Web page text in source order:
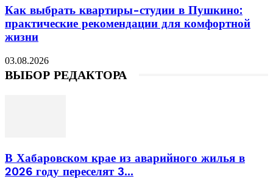
Как выбрать квартиры-студии в Пушкино:
практические рекомендации для комфортной
жизни
03.08.2026
ВЫБОР РЕДАКТОРА
В Хабаровском крае из аварийного жилья в
2026 году переселят 3...